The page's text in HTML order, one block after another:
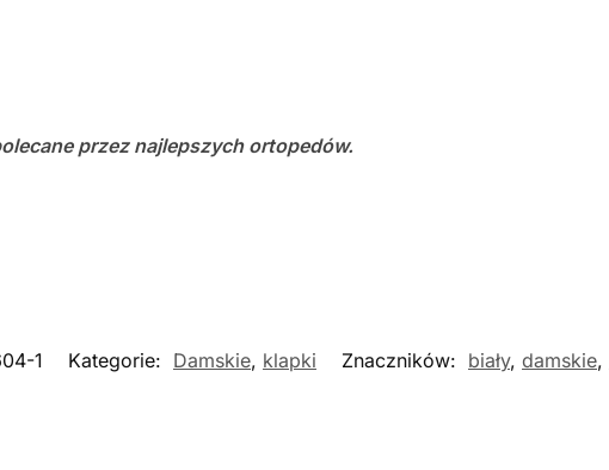
przez najlepszych ortopedów.
1 Kategorie: Damskie, klapki Znaczników: biały, damskie,